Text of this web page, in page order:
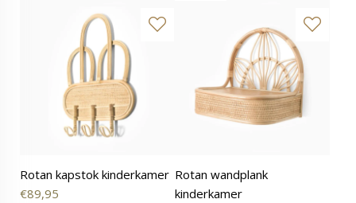
Rotan kapstok kinderkamer
€89,95
Rotan wandplank
kinderkamer